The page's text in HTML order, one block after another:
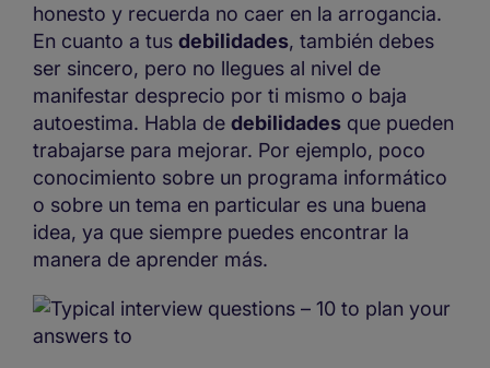
honesto y recuerda no caer en la arrogancia.
En cuanto a tus debilidades, también debes
ser sincero, pero no llegues al nivel de
manifestar desprecio por ti mismo o baja
autoestima. Habla de debilidades que pueden
trabajarse para mejorar. Por ejemplo, poco
conocimiento sobre un programa informático
o sobre un tema en particular es una buena
idea, ya que siempre puedes encontrar la
manera de aprender más.